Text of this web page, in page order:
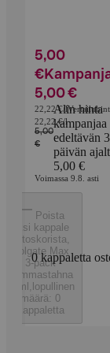
5,00
€
5,00 €
5,00
€
Alin hinta
kampanjaa
edeltävän
päivän
5,00 €
22,22 €/l
22,22 €/l
Voimassa 9.8. asti
Poista
yksi kappale
ostoskorista
Colgate Max
3-pack
hammastahna
75ml lopullinen
määrä: 0
kappaletta
0 kappaletta